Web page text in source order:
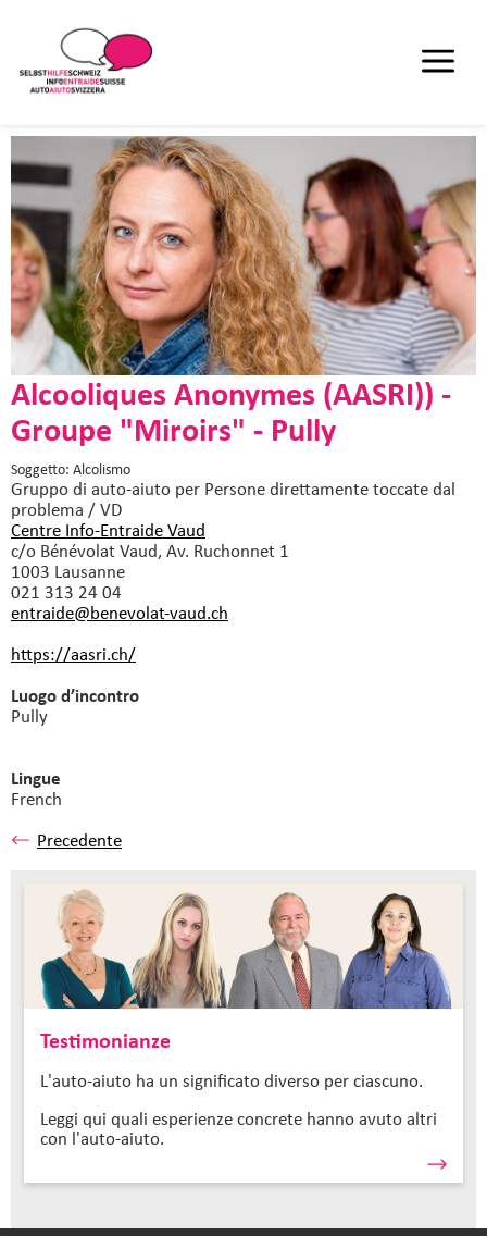
Alcooliques Anonymes (AASRI)) -
Groupe "Miroirs" - Pully
Soggetto: Alcolismo
Gruppo di auto-aiuto per Persone direttamente toccate dal
problema / VD
Centre Info-Entraide Vaud
c/o Bénévolat Vaud, Av. Ruchonnet 1
1003 Lausanne
021 313 24 04
entraide@benevolat-vaud.ch
https://aasri.ch/
Luogo d’incontro
Pully
Lingue
French
Precedente
Testimonianze
L'auto-aiuto ha un significato diverso per ciascuno.
Leggi qui quali esperienze concrete hanno avuto altri
con l'auto-aiuto.